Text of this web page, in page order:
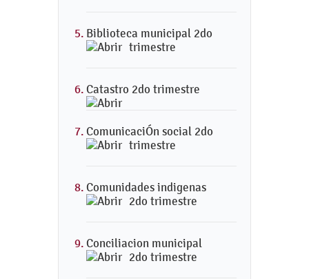
Biblioteca municipal 2do
trimestre
Catastro 2do trimestre
ComunicaciÓn social 2do
trimestre
Comunidades indigenas
2do trimestre
Conciliacion municipal
2do trimestre